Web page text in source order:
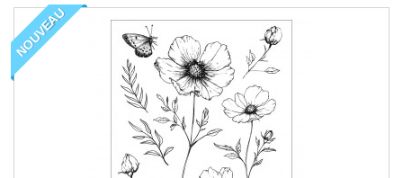
NOUVEAU